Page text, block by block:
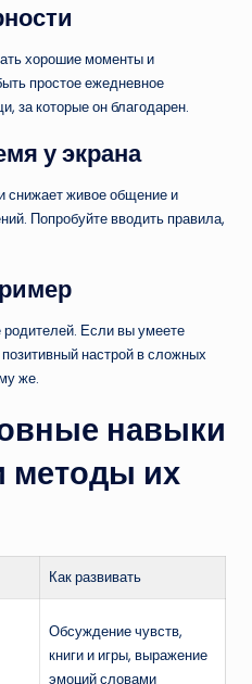
хорошие моменты и
простое ежедневное
за которые он благодарен.
у экрана
снижает живое общение и
Попробуйте вводить правила,
родителей. Если вы умеете
настрой в сложных
же.
навыки
методы их
Как развивать
Обсуждение чувств,
книги и игры, выражение
эмоций словами